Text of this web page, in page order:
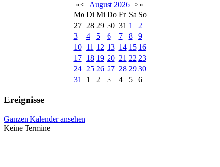
«< August 2026 >»
Mo Di Mi Do Fr Sa So
27
28 29 30 31 1
2
3
4 5 6 7 8
9
10
11 12 13 14 15 16
17
18 19 20 21 22 23
24
25 26 27 28 29 30
31
1 2 3 4 5 6
Ereignisse
Ganzen Kalender ansehen
Keine Termine